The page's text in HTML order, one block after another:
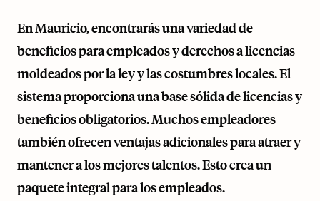
En Mauricio, encontrarás una variedad de
beneficios para empleados y derechos a licencias
moldeados por la ley y las costumbres locales. El
sistema proporciona una base sólida de licencias y
beneficios obligatorios. Muchos empleadores
también ofrecen ventajas adicionales para atraer y
mantener a los mejores talentos. Esto crea un
paquete integral para los empleados.